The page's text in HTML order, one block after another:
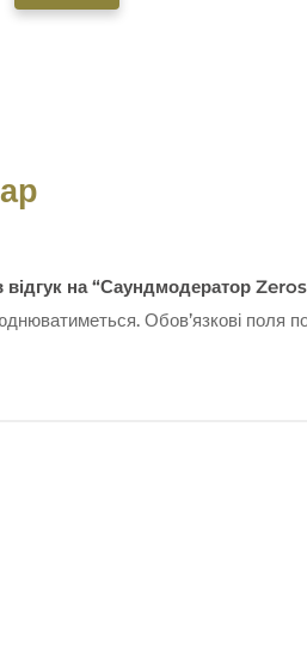
на “Саундмодератор
Обов’язкові поля